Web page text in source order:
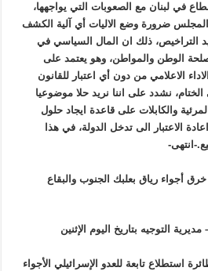
في لبنان مع الصعوبات التي يواجهها،
ضرورة وضع الاليات أي آلية الكشف
التراخيص، ذلك ان المال السياسي في
الوطن والمواطن، وهو يعتمد على
الاعلامي من دون أي اعتبار للقانون
الختام، نشدد على اننا نريد حلا موضوعيا
والكابلات على قاعدة ايجاد حلول
الاعتبار الى تدخل الدولة، في هذا
انتهى-
أجواء رياق بعلبك الجنوب والبقاع
التوجيه بتاريخ اليوم الإثنين
9.10، خرقت طائرة استطلاع تابعة للعدو الإسرائيلي الأجواء